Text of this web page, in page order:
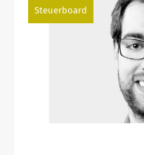
Steuerboard